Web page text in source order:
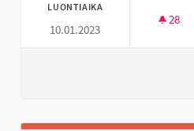
LUONTIAIKA
10.01.2023
28